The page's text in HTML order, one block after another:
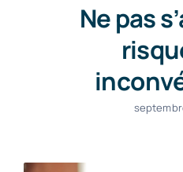
Ne pas